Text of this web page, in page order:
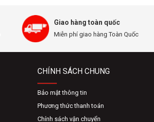
Giao hàng toàn quốc
Miễn phí giao hàng Toàn Quốc
CHÍNH SÁCH CHUNG
Bảo mật thông tin
Phương thức thanh toán
Chính sách vận chuyển